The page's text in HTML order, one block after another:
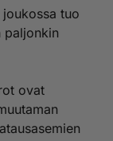
halpojen
jonottaa
laskenut
suurempi
tuo
paljonkin
ovat